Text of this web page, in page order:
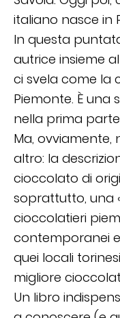
italiano nasce in
In questa
autrice insieme
ci svela come la
Piemonte. È
nella prima
Ma, ovviamente,
altro: la
cioccolato di
soprattutto, una
cioccolatieri
contemporanei
quei locali
migliore
Un libro